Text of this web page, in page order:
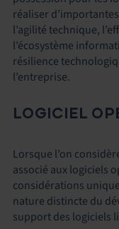
réaliser
l’agilité technique,
l’écosystème
résilience
l’entreprise.
LOGICIEL
Lorsque l’on
associé aux logiciels
considérations
nature distincte du
support des logiciels